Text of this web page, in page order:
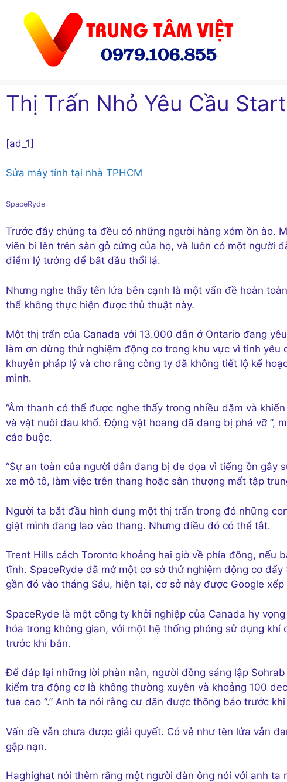
Thị Trấn Nhỏ Yêu Cầu
[ad_1]
Sửa máy tính tại nhà TPHCM
SpaceRyde
Trước đây chúng ta đều có những người hàng xóm ồn ào.
viên bi lên trên sàn gỗ cứng của họ, và luôn có một người
điểm lý tưởng để bắt đầu thổi lá.
Nhưng nghe thấy tên lửa bên cạnh là một vấn đề hoàn
thể không thực hiện được thủ thuật này.
Một thị trấn của Canada với 13.000 dân ở Ontario đang
làm ơn dừng thử nghiệm động cơ trong khu vực vì tình yêu
khuyên pháp lý và cho rằng công ty đã không tiết lộ kế
mình.
“Âm thanh có thể được nghe thấy trong nhiều dặm và
và vật nuôi đau khổ. Động vật hoang dã đang bị phá vỡ ”,
cáo buộc.
“Sự an toàn của người dân đang bị đe dọa vì tiếng ồn
xe mô tô, làm việc trên thang hoặc sân thượng mất tập
Người ta bắt đầu hình dung một thị trấn trong đó những
giật mình đang lao vào thang. Nhưng điều đó có thể tắt.
Trent Hills cách Toronto khoảng hai giờ về phía đông, nếu
tĩnh. SpaceRyde đã mở một cơ sở thử nghiệm động cơ
gần đó vào tháng Sáu, hiện tại, cơ sở này được Google
SpaceRyde là một công ty khởi nghiệp của Canada hy
hóa trong không gian, với một hệ thống phóng sử dụng
trước khi bắn.
Để đáp lại những lời phàn nàn, người đồng sáng lập
kiểm tra động cơ là không thường xuyên và khoảng 100
tua cao “.” Anh ta nói rằng cư dân được thông báo trước
Vấn đề vẫn chưa được giải quyết. Có vẻ như tên lửa vẫn
gặp nạn.
Haghighat nói thêm rằng một người đàn ông nói với anh